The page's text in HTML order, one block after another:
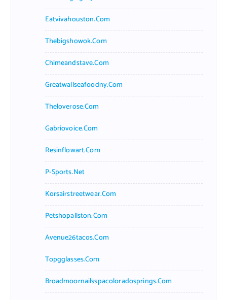
Eatvivahouston.com
Thebigshowok.com
Chimeandstave.com
Greatwallseafoodny.com
Theloverose.com
Gabriovoice.com
Resinflowart.com
P-Sports.net
Korsairstreetwear.com
Petshopallston.com
Avenue26tacos.com
Topgglasses.com
Broadmoornailsspacoloradosprings.com